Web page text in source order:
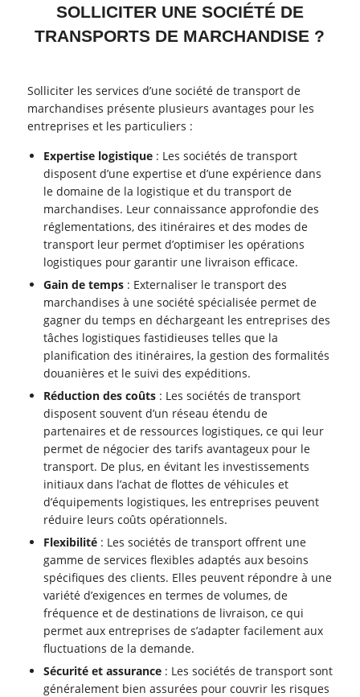
SOLLICITER UNE SOCIÉTÉ DE
TRANSPORTS DE MARCHANDISE ?
Solliciter les services d’une société de transport de
marchandises présente plusieurs avantages pour les
entreprises et les particuliers :
Expertise logistique : Les sociétés de transport
disposent d’une expertise et d’une expérience dans
le domaine de la logistique et du transport de
marchandises. Leur connaissance approfondie des
réglementations, des itinéraires et des modes de
transport leur permet d’optimiser les opérations
logistiques pour garantir une livraison efficace.
Gain de temps : Externaliser le transport des
marchandises à une société spécialisée permet de
gagner du temps en déchargeant les entreprises des
tâches logistiques fastidieuses telles que la
planification des itinéraires, la gestion des formalités
douanières et le suivi des expéditions.
Réduction des coûts : Les sociétés de transport
disposent souvent d’un réseau étendu de
partenaires et de ressources logistiques, ce qui leur
permet de négocier des tarifs avantageux pour le
transport. De plus, en évitant les investissements
initiaux dans l’achat de flottes de véhicules et
d’équipements logistiques, les entreprises peuvent
réduire leurs coûts opérationnels.
Flexibilité : Les sociétés de transport offrent une
gamme de services flexibles adaptés aux besoins
spécifiques des clients. Elles peuvent répondre à une
variété d’exigences en termes de volumes, de
fréquence et de destinations de livraison, ce qui
permet aux entreprises de s’adapter facilement aux
fluctuations de la demande.
Sécurité et assurance : Les sociétés de transport sont
généralement bien assurées pour couvrir les risques